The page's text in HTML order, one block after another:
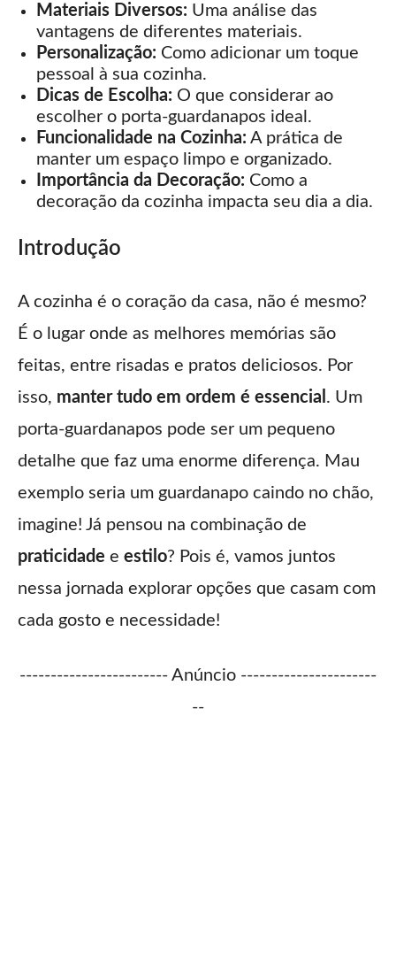
Materiais Diversos: Uma análise das
vantagens de diferentes materiais.
Personalização: Como adicionar um toque
pessoal à sua cozinha.
Dicas de Escolha: O que considerar ao
escolher o porta-guardanapos ideal.
Funcionalidade na Cozinha: A prática de
manter um espaço limpo e organizado.
Importância da Decoração: Como a
decoração da cozinha impacta seu dia a dia.
Introdução
A cozinha é o coração da casa, não é mesmo?
É o lugar onde as melhores memórias são
feitas, entre risadas e pratos deliciosos. Por
isso, manter tudo em ordem é essencial . Um
porta-guardanapos pode ser um pequeno
detalhe que faz uma enorme diferença. Mau
exemplo seria um guardanapo caindo no chão,
imagine! Já pensou na combinação de
praticidade e estilo? Pois é, vamos juntos
nessa jornada explorar opções que casam com
cada gosto e necessidade!
------------------------ Anúncio ----------------------
--